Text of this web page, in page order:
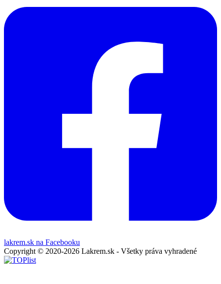
lakrem.sk na Facebooku
Copyright © 2020-2026 Lakrem.sk - Všetky práva vyhradené